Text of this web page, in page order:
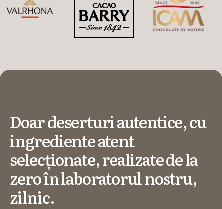
Doar deserturi autentice, cu
ingrediente atent
selecționate, realizate de la
zero în laboratorul nostru,
zilnic.